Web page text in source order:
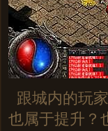
跟城内的玩
也属于提升？